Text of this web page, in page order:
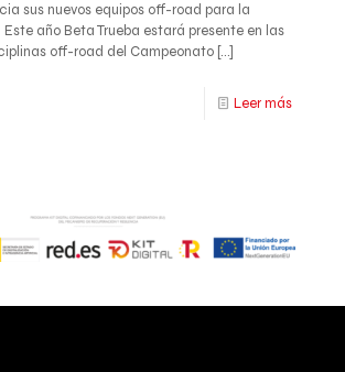
sus nuevos equipos off-road para la
año Beta Trueba estará presente en las
off-road del Campeonato […]
Leer más